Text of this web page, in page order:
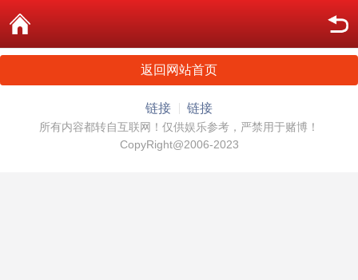
返回网站首页
链接 链接
所有内容都转自互联网！仅供娱乐参考，严禁用于赌博！
CopyRight@2006-2023